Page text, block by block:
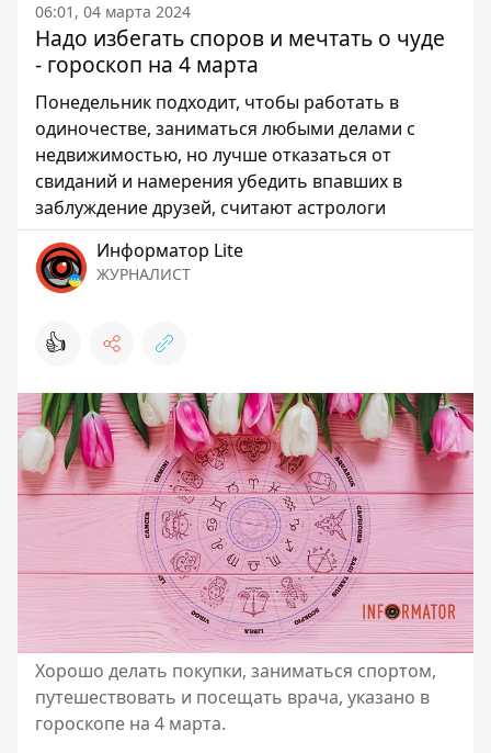
06:01, 04 марта 2024
Надо избегать споров и мечтать о чуде
- гороскоп на 4 марта
Понедельник подходит, чтобы работать в
одиночестве, заниматься любыми делами с
недвижимостью, но лучше отказаться от
свиданий и намерения убедить впавших в
заблуждение друзей, считают астрологи
Информатор Lite
ЖУРНАЛИСТ
👍
Хорошо делать покупки, заниматься спортом,
путешествовать и посещать врача, указано в
гороскопе на 4 марта.